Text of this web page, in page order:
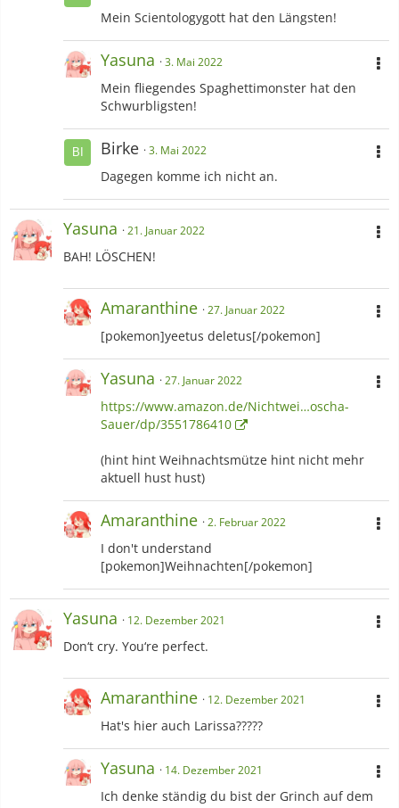
Mein Scientologygott hat den Längsten!
Yasuna 3. Mai 2022
Mein fliegendes Spaghettimonster hat den
Schwurbligsten!
Birke 3. Mai 2022
Dagegen komme ich nicht an.
Yasuna 21. Januar 2022
BAH! LÖSCHEN!
Amaranthine 27. Januar 2022
[pokemon]yeetus deletus[/pokemon]
Yasuna 27. Januar 2022
https://www.amazon.de/Nichtwei…oscha-
Sauer/dp/3551786410
(hint hint Weihnachtsmütze hint nicht mehr
aktuell hust hust)
Amaranthine 2. Februar 2022
I don't understand
[pokemon]Weihnachten[/pokemon]
Yasuna 12. Dezember 2021
Don‘t cry. You‘re perfect.
Amaranthine 12. Dezember 2021
Hat's hier auch Larissa?????
Yasuna 14. Dezember 2021
Ich denke ständig du bist der Grinch auf dem